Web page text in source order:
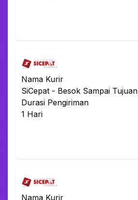
Nama Kurir
SiCepat - Besok Sampai Tujuan
Durasi Pengiriman
1 Hari
Nama Kurir